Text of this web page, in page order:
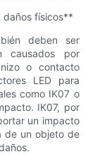
daños físicos**
deben ser
causados ​​por
o contacto
LED para
como IK07 o
IK07, por
un impacto
de un objeto de